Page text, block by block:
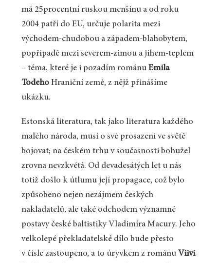
má 25procentní ruskou menšinu a od roku
2004 patří do EU, určuje polarita mezi
východem-chudobou a západem-blahobytem,
popřípadě mezi severem-zimou a jihem-teplem
– téma, které je i pozadím románu Emila
TodehoHraniční země, z nějž přinášíme
ukázku.
Estonská literatura, tak jako literatura každého
malého národa, musí o své prosazení ve světě
bojovat; na českém trhu v současnosti bohužel
zrovna nevzkvétá. Od devadesátých let u nás
totiž došlo k útlumu její propagace, což bylo
způsobeno nejen nezájmem českých
nakladatelů, ale také odchodem významné
postavy české baltistiky Vladimíra Macury. Jeho
velkolepé překladatelské dílo bude přesto
v čísle zastoupeno, a to úryvkem z románu Viivi